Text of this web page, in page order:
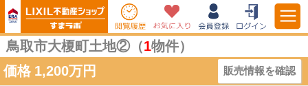
鳥取市大榎町土地②（1物件）
価格 1,200万円 販売情報を確認